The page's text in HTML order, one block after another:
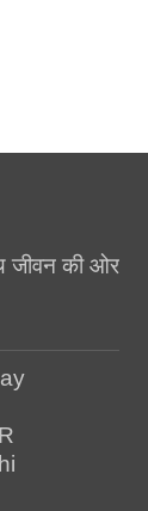
जीवन की ओर